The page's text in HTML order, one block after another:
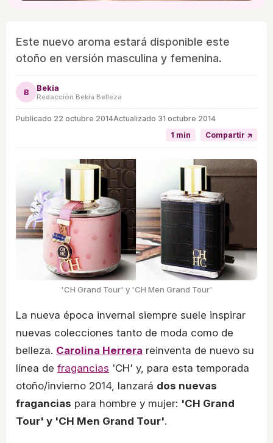
Este nuevo aroma estará disponible este
otoño en versión masculina y femenina.
B Bekia
Redacción Bekia Belleza
Publicado 22 octubre 2014Actualizado 31 octubre 2014
1 min
Compartir ↗
'CH Grand Tour' y 'CH Men Grand Tour'
La nueva época invernal siempre suele inspirar
nuevas colecciones tanto de moda como de
belleza. Carolina Herrera reinventa de nuevo su
línea de fragancias 'CH' y, para esta temporada
otoño/invierno 2014, lanzará dos nuevas
fragancias para hombre y mujer: 'CH Grand
Tour' y 'CH Men Grand Tour'.